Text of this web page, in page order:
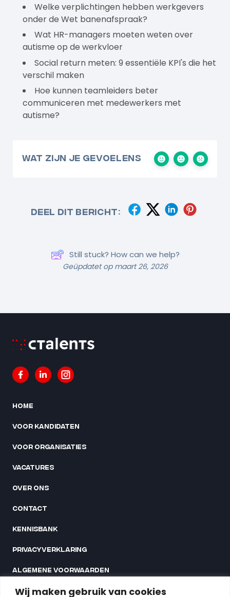
Wij maken gebruik van cookies
Welke verplichtingen hebben werkgevers
onder de Wet banenafspraak?
Wat HR-managers moeten weten over
autisme op de werkvloer
Social return meten: 9 essentiële KPI's die het
verschil maken
Hoe kunnen teamleiders beter
communiceren met medewerkers met
autisme?
Wat zijn je gevoelens
Deel dit bericht:
Still stuck? How can we help?
Geüpdatet op maart 26, 2026
Home
Voor kandidaten
Voor organisaties
Vacatures
Over ons
Contact
Kennisbank
Privacyverklaring
Algemene voorwaarden
Linnaeusstraat 35G